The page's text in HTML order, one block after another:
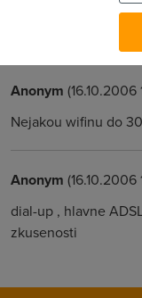
tam bude nejaky
rychlost a datove
Anonym (16.10.2006
Nejakou wifinu do
Anonym (16.10.2006
dial-up , hlavne
zkusenosti